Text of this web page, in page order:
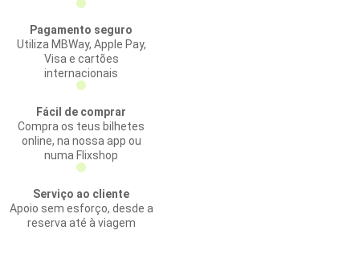
Pagamento seguro
Utiliza MBWay, Apple Pay,
Visa e cartões
internacionais
Fácil de comprar
Compra os teus bilhetes
online, na nossa app ou
numa Flixshop
Serviço ao cliente
Apoio sem esforço, desde a
reserva até à viagem